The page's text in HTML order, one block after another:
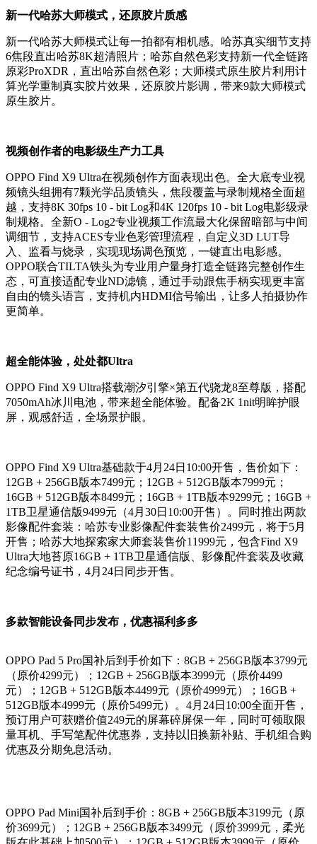
新一代哈苏大师模式，还原胶片质感
新一代哈苏大师模式让每一拍都有相机感。哈苏真实细节支持
6焦段直出哈苏8K超清照片；哈苏自然色彩支持新一代全链路
原彩ProXDR，直出哈苏自然色彩；大师模式原生胶片利用计
算光学重制真实胶片效果，还原胶片影调，带来9款大师模式
原生胶片。
视频创作者的电影级生产力工具
OPPO Find X9 Ultra在视频创作方面表现出色。全大底专业视
频镜头组拥有7颗光学品质镜头，焦段覆盖与录制规格全面超
越，支持8K 30fps 10 - bit Log和4K 120fps 10 - bit Log电影级录
制规格。全新O - Log2专业视频工作流最大化保留暗部与中间
调细节，支持ACES专业色彩管理流程，自定义3D LUT导
入、监看与烧录，实现现场调色预览，一键直出电影感。
OPPO联合TILTA铁头为专业用户量身打造全链路完整创作生
态，可直接适配专业ND滤镜，通过手动跟焦手柄实现更丰富
自由的镜头语言，支持机内HDMI信号输出，让多人拍摄协作
更简单。
超全能体验，处处都Ultra
OPPO Find X9 Ultra搭载潮汐引擎×第五代骁龙8至尊版，搭配
7050mAh冰川电池，带来超全能体验。配备2K 1nit明眸护眼
屏，观感舒适，全场景护眼。
OPPO Find X9 Ultra基础款于4月24日10:00开售，售价如下：
12GB + 256GB版本7499元；12GB + 512GB版本7999元；
16GB + 512GB版本8499元；16GB + 1TB版本9299元；16GB +
1TB卫星通信版9499元（4月30日10:00开售）。同时推出两款
影像配件套装：哈苏专业影像配件套装售价2499元，将于5月
开售；哈苏大地探索家大师套装售价11999元，包含Find X9
Ultra大地苔原16GB + 1TB卫星通信版、影像配件套装及收藏
纪念编号证书，4月24日同步开售。
多款智能设备同步发布，优惠福利多多
OPPO Pad 5 Pro国补后到手价如下：8GB + 256GB版本3799元
（原价4299元）；12GB + 256GB版本3999元（原价4499
元）；12GB + 512GB版本4499元（原价4999元）；16GB +
512GB版本4999元（原价5499元）。4月24日10:00全面开售，
预订用户可获赠价值249元的屏幕碎屏保一年，同时可领取限
量耳机、手写笔配件优惠券，支持以旧换新补贴、手机组合购
优惠及分期免息活动。
OPPO Pad Mini国补后到手价：8GB + 256GB版本3199元（原
价3699元）；12GB + 256GB版本3499元（原价3999元，柔光